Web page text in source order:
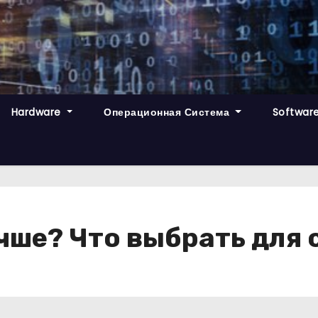
Hardware Операционная Система
Что выбрать для